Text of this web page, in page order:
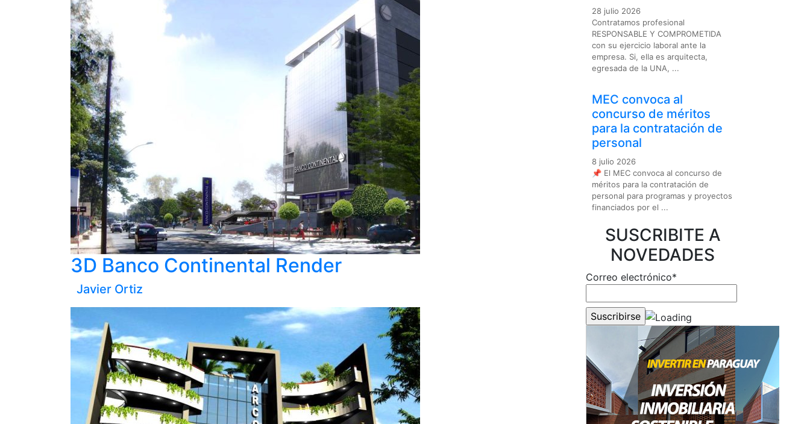
3D Banco Continental Render
Javier Ortiz
28 julio 2026
Contratamos profesional
RESPONSABLE Y COMPROMETIDA
con su ejercicio laboral ante la
empresa. Si, ella es arquitecta,
egresada de la UNA, ...
MEC convoca al
concurso de méritos
para la contratación de
personal
8 julio 2026
📌 El MEC convoca al concurso de
méritos para la contratación de
personal para programas y proyectos
financiados por el ...
SUSCRIBITE A
NOVEDADES
Correo electrónico*